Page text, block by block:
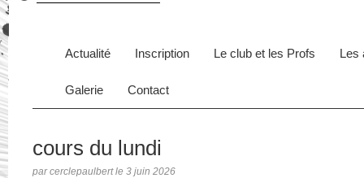
Actualité Inscription Le club et les Profs Les
Galerie Contact
cours du lundi
par cerclepaulbert le 3 juin 2026